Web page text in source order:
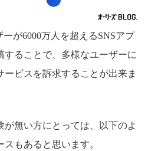
ーが6000万人を超えるSNSアプ
することで、多様なユーザーに
ービスを訴求することが出来ま
が無い方にとっては、以下のよ
もあると思います。